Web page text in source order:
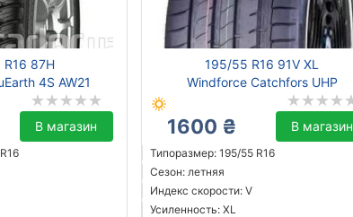
87H
4S AW21
В магазин
195/55 R16 91V XL
Windforce Catchfors UHP
1600 ₴ В магазин
Типоразмер: 195/55 R16
Сезон: летняя
Индекс скорости: V
Усиленность: XL